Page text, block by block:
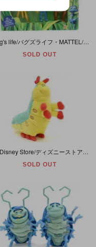
a bug's life/バグズライフ・MATTEL/マテル・PVC＆ベンダブルフィギュア「Brave Bugs/ブレーブバグズ・フリック・スリム・ホッパー・ドット姫4体セット」 パッケージダメージ有
SOLD OUT
SOLD OUT